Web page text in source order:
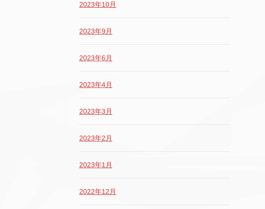
2023年10月
2023年9月
2023年6月
2023年4月
2023年3月
2023年2月
2023年1月
2022年12月